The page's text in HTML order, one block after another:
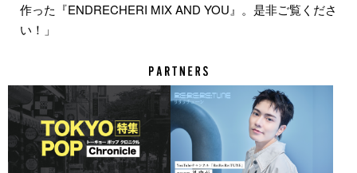
作った『ENDRECHERI MIX AND YOU』。是非ご覧くださ
い！」